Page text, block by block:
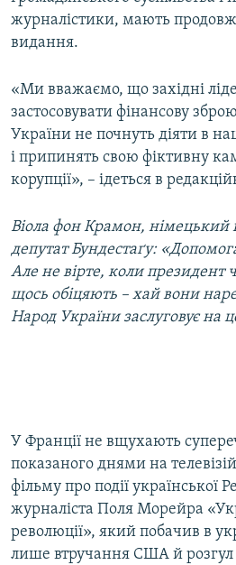
журналістики, мають
видання.
«Ми вважаємо, що західні
застосовувати фінансову
України не почнуть діяти в
і припинять свою фіктивну
корупції», – ідеться в
Віола фон Крамон, німецький
депутат Бундестаґу:
Але не вірте, коли президент
щось обіцяють – хай вони
Народ України заслуговує на
У Франції не вщухають
показаного днями на
фільму про події української
журналіста Поля Морейра
революції», який побачив в
лише втручання США й розгул